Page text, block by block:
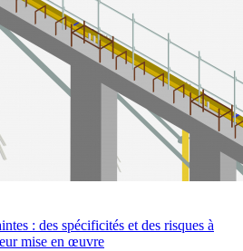
: des spécificités et des risques à
mise en œuvre